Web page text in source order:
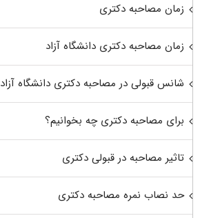
زمان مصاحبه دکتری
زمان مصاحبه دکتری دانشگاه آزاد
شانس قبولی در مصاحبه دکتری دانشگاه آزاد
برای مصاحبه دکتری چه بخوانیم؟
تاثیر مصاحبه در قبولی دکتری
حد نصاب نمره مصاحبه دکتری